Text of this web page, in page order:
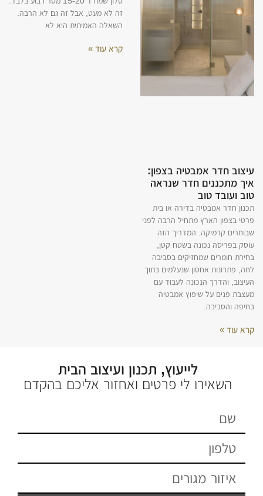
עיצוב חדר אמבטיה בצפון:
איך מתכננים חדר שנראה
טוב ועובד טוב
תכנון חדר אמבטיה בדירה או בית
פרטי בצפון הארץ מתחיל הרבה לפני
שבוחרים קרמיקה. המדריך הזה
עוסק בפריסה נכונה בשטח קטן,
בחירת חומרים שמחזיקים בסביבה
לחה, פתרונות אחסון שנעלמים בתוך
העיצוב, והדרך הנכונה לעבוד עם
מעצבת פנים על שיפוץ אמבטיה
בחיפה והסביבה.
קרא עוד »
זה לא מעט, אבל זה גם לא הרבה.
השאלה האמיתית היא לא
קרא עוד »
לייעוץ, תכנון ועיצוב הבית
השאירו לי פרטים ואחזור אליכם בהקדם